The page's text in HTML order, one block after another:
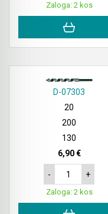
Zaloga: 2 kos
D-07303
20
200
130
6,90 €
- +
Zaloga: 2 kos